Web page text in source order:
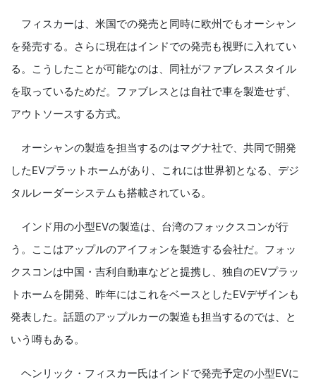
フィスカーは、米国での発売と同時に欧州でもオーシャン
を発売する。さらに現在はインドでの発売も視野に入れてい
る。こうしたことが可能なのは、同社がファブレススタイル
を取っているためだ。ファブレスとは自社で車を製造せず、
アウトソースする方式。
オーシャンの製造を担当するのはマグナ社で、共同で開発
したEVプラットホームがあり、これには世界初となる、デジ
タルレーダーシステムも搭載されている。
インド用の小型EVの製造は、台湾のフォックスコンが行
う。ここはアップルのアイフォンを製造する会社だ。フォッ
クスコンは中国・吉利自動車などと提携し、独自のEVプラッ
トホームを開発、昨年にはこれをベースとしたEVデザインも
発表した。話題のアップルカーの製造も担当するのでは、と
いう噂もある。
ヘンリック・フィスカー氏はインドで発売予定の小型EVに